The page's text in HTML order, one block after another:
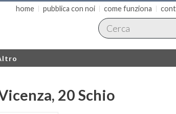
home pubblica con noi come funziona
20 Schio